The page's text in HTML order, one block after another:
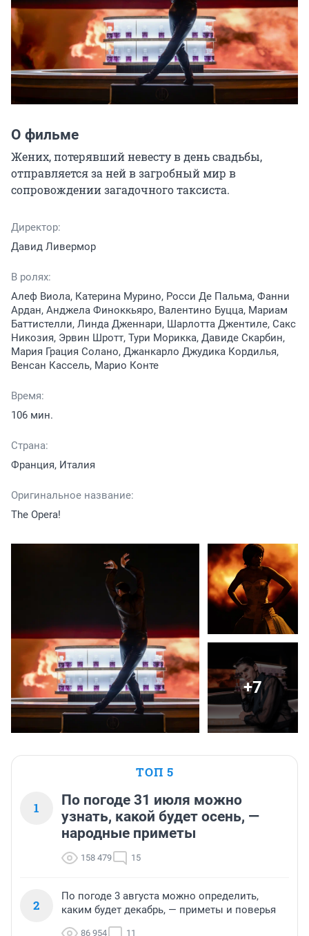
О фильме
Жених, потерявший невесту в день свадьбы,
отправляется за ней в загробный мир в
сопровождении загадочного таксиста.
Директор:
Давид Ливермор
В ролях:
Алеф Виола, Катерина Мурино, Росси Де Пальма, Фанни
Ардан, Анджела Финоккьяро, Валентино Буцца, Мариам
Баттистелли, Линда Дженнари, Шарлотта Джентиле, Сакс
Никозия, Эрвин Шротт, Тури Морикка, Давиде Скарбин,
Мария Грация Солано, Джанкарло Джудика Кордилья,
Венсан Кассель, Марио Конте
Время:
106 мин.
Страна:
Франция, Италия
Оригинальное название:
The Opera!
+7
ТОП 5
1
По погоде 31 июля можно
узнать, какой будет осень, —
народные приметы
158 479 15
2
По погоде 3 августа можно определить,
каким будет декабрь, — приметы и поверья
86 954 11